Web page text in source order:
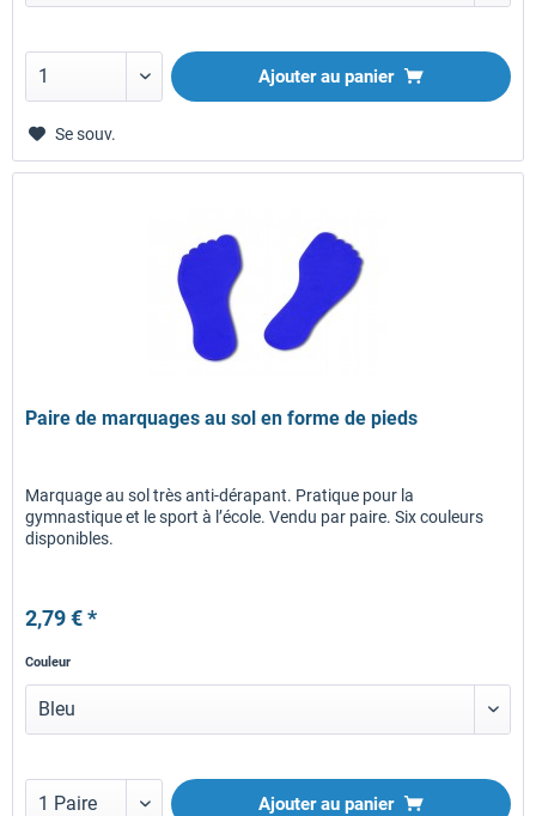
Ajouter au panier
Se souv.
Paire de marquages au sol en forme de pieds
Marquage au sol très anti-dérapant. Pratique pour la
gymnastique et le sport à l’école. Vendu par paire. Six couleurs
disponibles.
2,79 € *
Couleur
Ajouter au panier